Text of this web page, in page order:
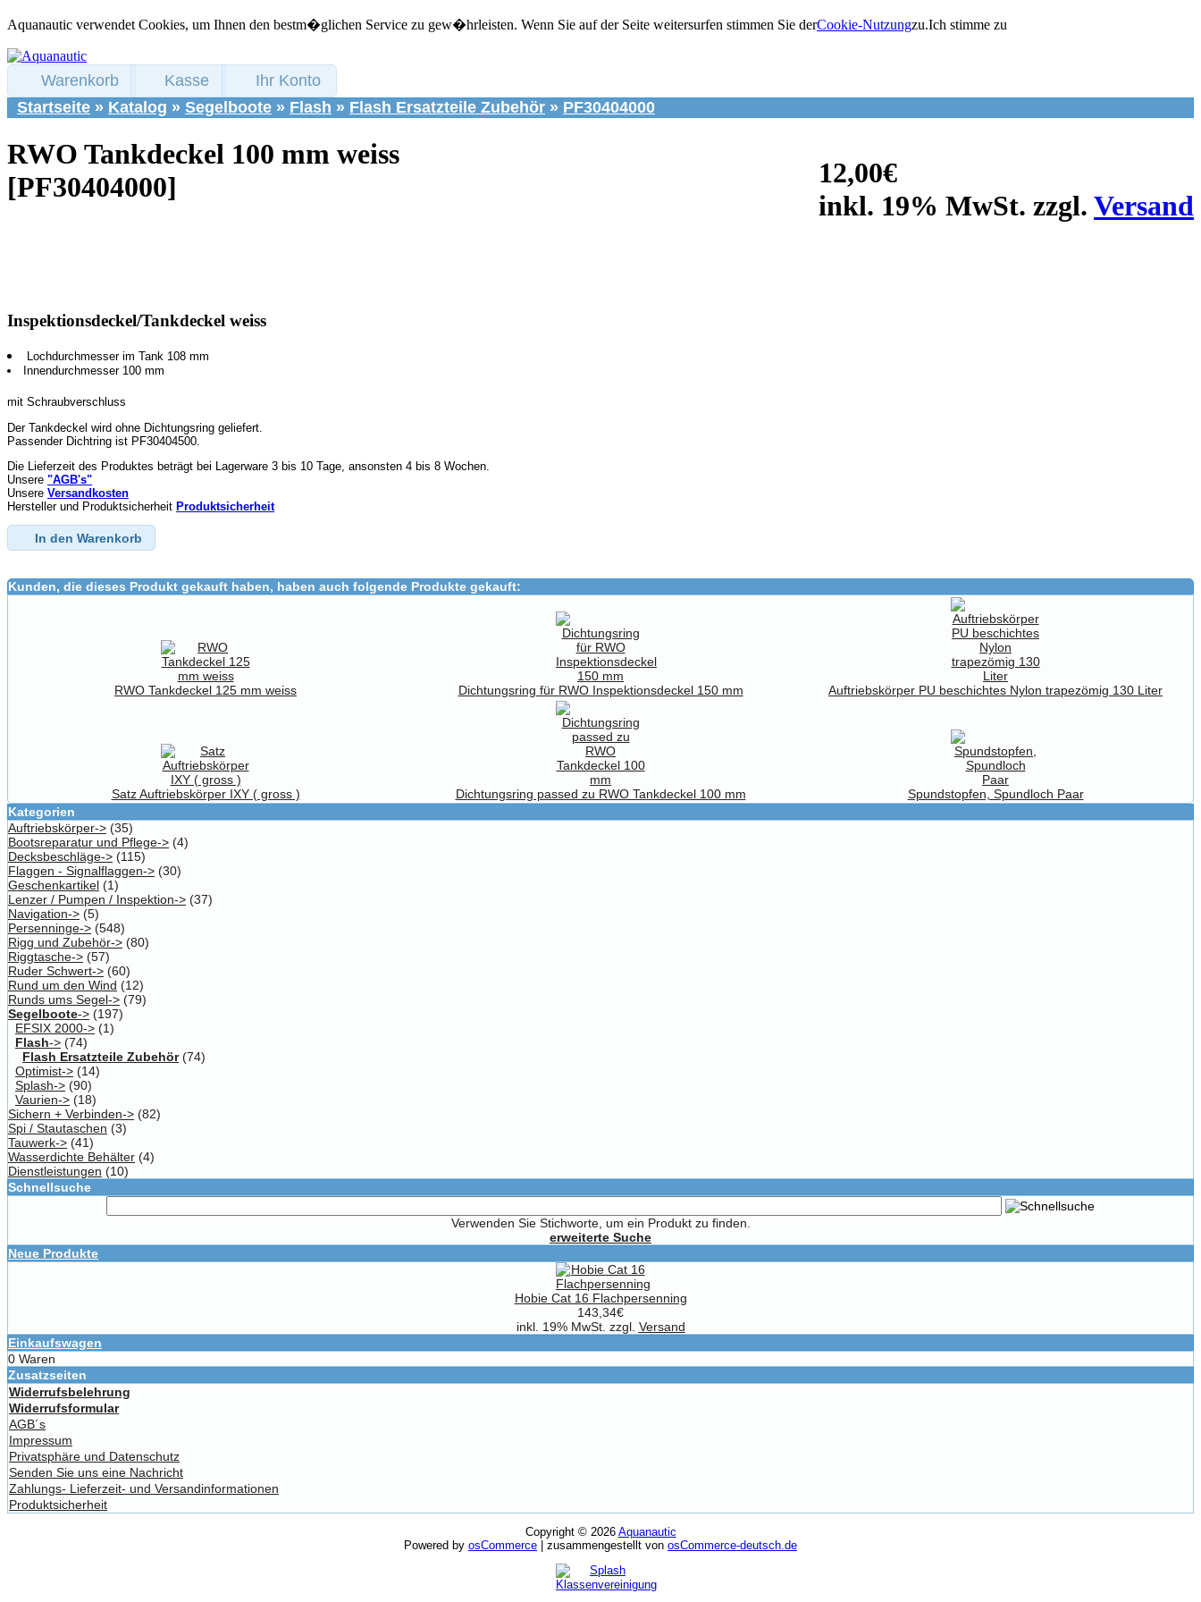
Aquanautic verwendet Cookies, um Ihnen den bestm�glichen Service zu gew�hrleisten. Wenn Sie auf der Seite weitersurfen stimmen Sie derCookie-Nutzungzu.Ich stimme zu
Warenkorb Kasse
Ihr Konto
Startseite » Katalog » Segelboote » Flash » Flash Ersatzteile Zubehör » PF30404000
12,00€
inkl. 19% MwSt. zzgl. Versand
RWO Tankdeckel 100 mm weiss
[PF30404000]
Inspektionsdeckel/Tankdeckel weiss
Lochdurchmesser im Tank 108 mm
Innendurchmesser 100 mm
mit Schraubverschluss
Der Tankdeckel wird ohne Dichtungsring geliefert.
Passender Dichtring ist PF30404500.
Die Lieferzeit des Produktes beträgt bei Lagerware 3 bis 10 Tage, ansonsten 4 bis 8 Wochen.
Unsere "AGB's"
Unsere Versandkosten
Hersteller und Produktsicherheit Produktsicherheit
In den Warenkorb
Kunden, die dieses Produkt gekauft haben, haben auch folgende Produkte gekauft:
RWO Tankdeckel 125 mm weiss Dichtungsring für RWO Inspektionsdeckel 150 mm Auftriebskörper PU beschichtes Nylon trapezömig 130 Liter
Satz Auftriebskörper IXY ( gross ) Dichtungsring passed zu RWO Tankdeckel 100 mm
Spundstopfen, Spundloch Paar
Kategorien
Auftriebskörper-> (35)
Bootsreparatur und Pflege-> (4)
Decksbeschläge-> (115)
Flaggen - Signalflaggen-> (30)
Geschenkartikel (1)
Lenzer / Pumpen / Inspektion-> (37)
Navigation-> (5)
Persenninge-> (548)
Rigg und Zubehör-> (80)
Riggtasche-> (57)
Ruder Schwert-> (60)
Rund um den Wind (12)
Runds ums Segel-> (79)
Segelboote-> (197)
EFSIX 2000-> (1)
Flash-> (74)
Flash Ersatzteile Zubehör(74)
Optimist-> (14)
Splash-> (90)
Vaurien-> (18)
Sichern + Verbinden-> (82)
Spi / Stautaschen (3)
Tauwerk-> (41)
Wasserdichte Behälter (4)
Dienstleistungen (10)
Schnellsuche
Verwenden Sie Stichworte, um ein Produkt zu finden.
erweiterte Suche
Neue Produkte
Hobie Cat 16 Flachpersenning
143,34€
inkl. 19% MwSt. zzgl. Versand
Einkaufswagen
0 Waren
Zusatzseiten
Widerrufsbelehrung
Widerrufsformular
AGB´s
Impressum
Privatsphäre und Datenschutz
Senden Sie uns eine Nachricht
Zahlungs- Lieferzeit- und Versandinformationen
Produktsicherheit
Copyright © 2026 Aquanautic
Powered by osCommerce | zusammengestellt von osCommerce-deutsch.de